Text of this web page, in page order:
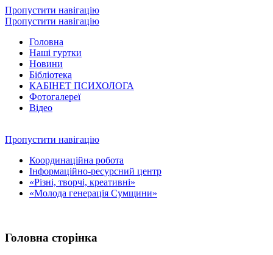
Пропустити навігацію
Пропустити навігацію
Головна
Наші гуртки
Новини
Бібліотека
КАБІНЕТ ПСИХОЛОГА
Фотогалереї
Відео
Пропустити навігацію
Координаційна робота
Інформаційно-ресурсний центр
«Різні, творчі, креативні»
«Молода генерація Сумщини»
Головна сторінка